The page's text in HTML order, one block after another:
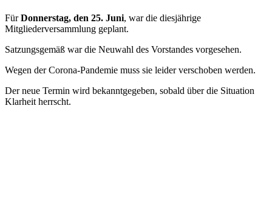
FürDonnerstag, den 25. Juni, war die diesjährige
Mitgliederversammlung geplant.
Satzungsgemäß war die Neuwahl des Vorstandes vorgesehen.
Wegen der Corona-Pandemie muss sie leider verschoben werden.
Der neue Termin wird bekanntgegeben, sobald über die Situation
Klarheit herrscht.